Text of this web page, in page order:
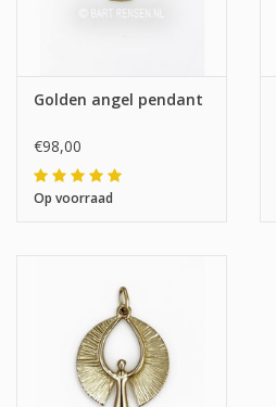
Golden angel pendant
€98,00
Op voorraad